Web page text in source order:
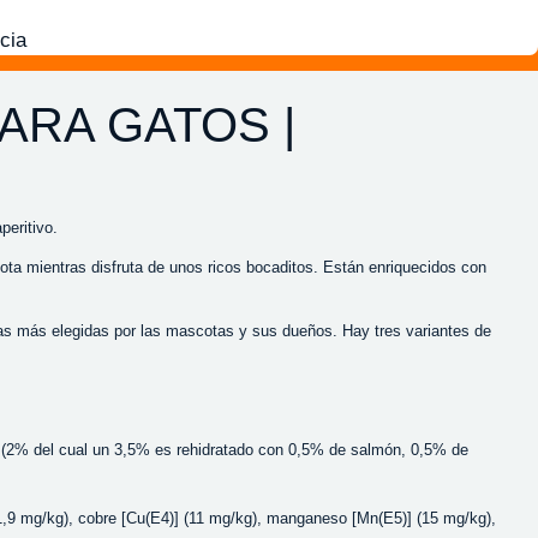
GATOS |
mientras disfruta de unos ricos bocaditos. Están enriquecidos con
más elegidas por las mascotas y sus dueños. Hay tres variantes de
del cual un 3,5% es rehidratado con 0,5% de salmón, 0,5% de
mg/kg), cobre [Cu(E4)] (11 mg/kg), manganeso [Mn(E5)] (15 mg/kg),